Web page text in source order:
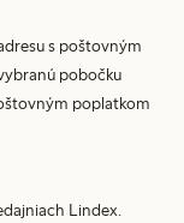
s poštovným
pobočku
poplatkom
Lindex.